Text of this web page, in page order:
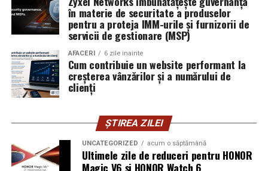
introducă parola pe o pagină clonată. În acel moment,
vigilența utilizatorului rămâne prima linie de apărare”,
explică Horațiu Șimon, Chief Technology Officer
cyber_Folks România.
Subiectul a fost semnalat și de FBI, care a inclus în
informările din ultima lună amenințările asociate
operațiuni de dezinformare.
Avertismentele publice s-au concentrat în principal
asupra fanilor și infrastructurii orașelor gazdă, însă
în materie de securitate a produselor
pentru a proteja IMM-urile și furnizorii de
servicii de gestionare (MSP)
AFACERI 6 zile inainte
Cum contribuie un website performant la
creșterea vânzărilor și a numărului de
clienți
ȘTIREA ZILEI
UNCATEGORIZED acum o săptămână
Ultimele zile de reduceri pentru HONOR
Magic V6 și HONOR Watch 6